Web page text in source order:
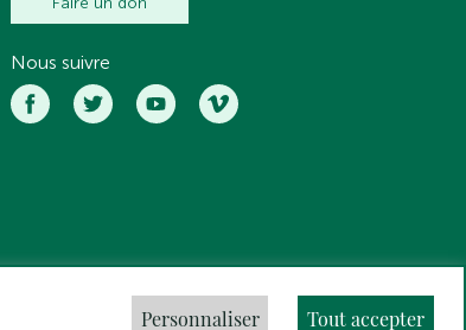
Nous suivre
Personnaliser Tout accepter